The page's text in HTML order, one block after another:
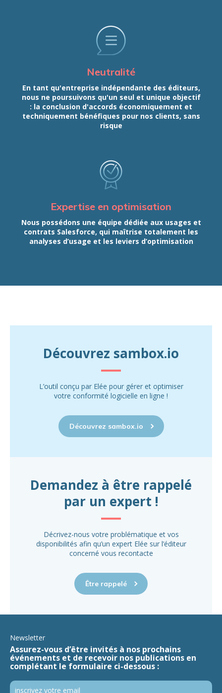
Neutralité
En tant qu'entreprise indépendante des éditeurs,
nous ne poursuivons qu'un seul et unique objectif
: la conclusion d'accords économiquement et
techniquement bénéfiques pour nos clients, sans
risque
Expertise en optimisation
Nous possédons une équipe dédiée aux usages et
contrats Salesforce, qui maîtrise totalement les
analyses d’usage et les leviers d’optimisation
Découvrez sambox.io
L’outil conçu par Elée pour gérer et optimiser
votre conformité logicielle en ligne !
Découvrez sambox.io
Demandez à être rappelé
par un expert !
Décrivez-nous votre problématique et vos
disponibilités afin qu’un expert Elée sur l’éditeur
concerné vous recontacte
Être rappelé
Newsletter
Assurez-vous d’être invités à nos prochains
événements et de recevoir nos publications en
complétant le formulaire ci-dessous :